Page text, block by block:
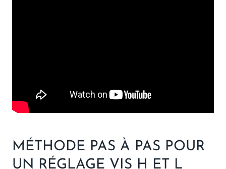
MÉTHODE PAS À PAS POUR
UN RÉGLAGE VIS H ET L